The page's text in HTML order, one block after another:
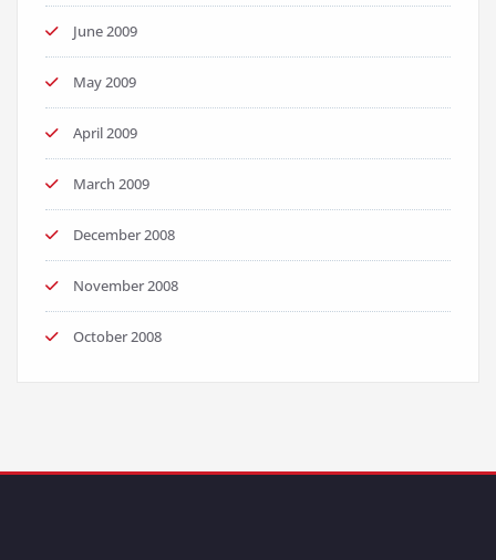
June 2009
May 2009
April 2009
March 2009
December 2008
November 2008
October 2008